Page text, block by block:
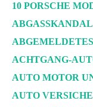
10 PORSCHE
ABGASSKANDAL
ACHTGANG-
AUTO MOTOR
AUTO